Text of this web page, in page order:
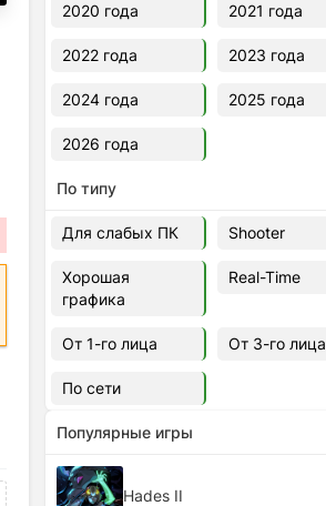
2020 года 2021 года
2022 года 2023 года
2024 года 2025 года
2026 года
По типу
Для слабых ПК Shooter
Хорошая
графика
Real-Time
От 1-го лица От 3-го лица
По сети
Популярные игры
Hades II